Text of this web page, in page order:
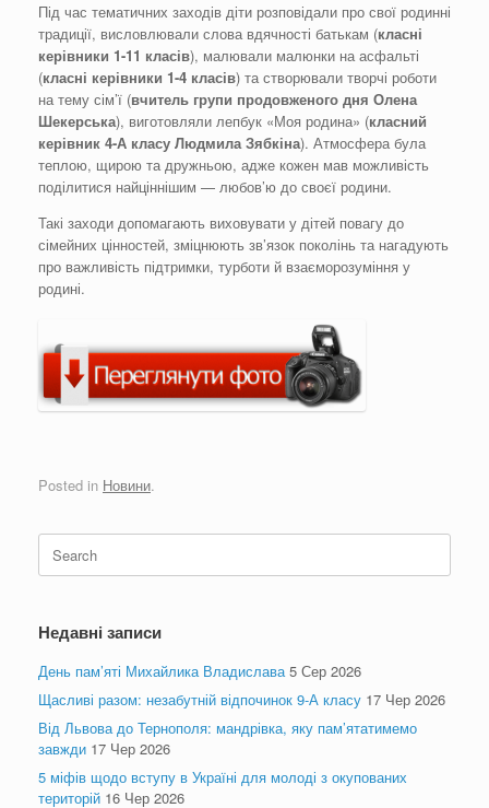
Під час тематичних заходів діти розповідали про свої родинні
традиції, висловлювали слова вдячності батькам (класні
керівники 1-11 класів), малювали малюнки на асфальті
(класні керівники 1-4 класів) та створювали творчі роботи
на тему сім’ї (вчитель групи продовженого дня Олена
Шекерська), виготовляли лепбук «Моя родина» (класний
керівник 4-А класу ЛюдмилаЗябкіна). Атмосфера була
теплою, щирою та дружньою, адже кожен мав можливість
поділитися найціннішим — любов’ю до своєї родини.
Такі заходи допомагають виховувати у дітей повагу до
сімейних цінностей, зміцнюють зв’язок поколінь та нагадують
про важливість підтримки, турботи й взаєморозуміння у
родині.
Posted in Новини.
Search
for:
Недавні записи
День пам’яті Михайлика Владислава 5 Сер 2026
Щасливі разом: незабутній відпочинок 9-А класу 17 Чер 2026
Від Львова до Тернополя: мандрівка, яку пам’ятатимемо
завжди 17 Чер 2026
5 міфів щодо вступу в Україні для молоді з окупованих
територій 16 Чер 2026